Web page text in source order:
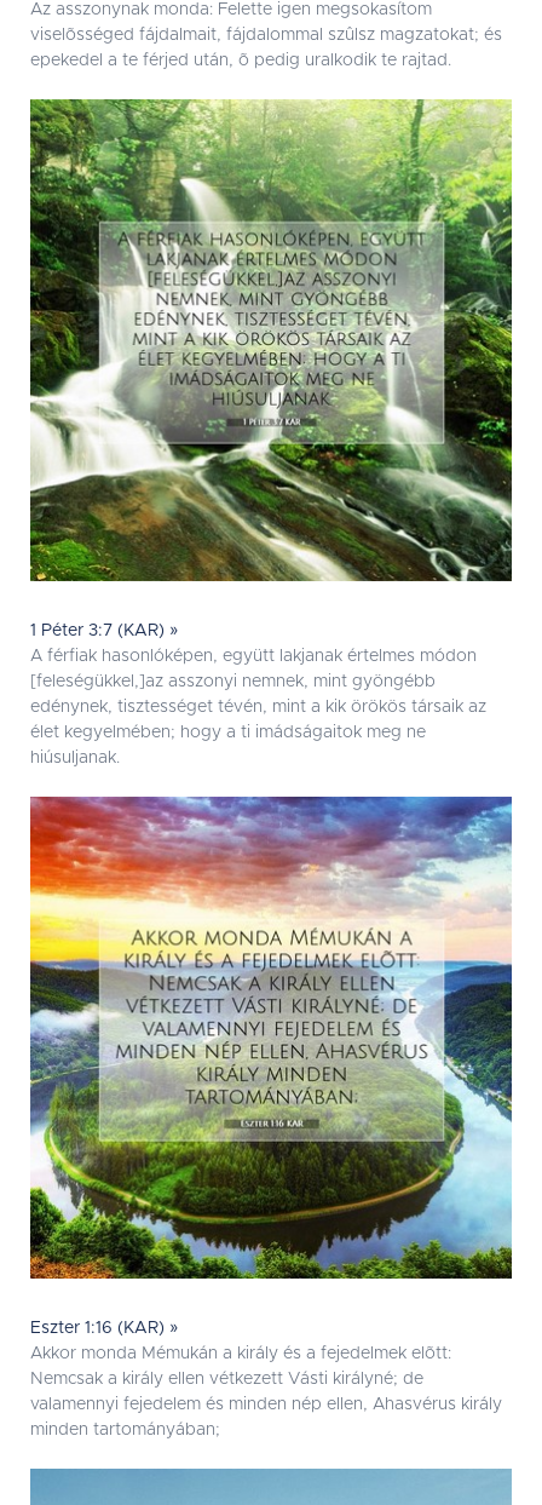
Az asszonynak monda: Felette igen megsokasítom
viselõsséged fájdalmait, fájdalommal szûlsz magzatokat; és
epekedel a te férjed után, õ pedig uralkodik te rajtad.
1 Péter 3:7 (KAR) »
A férfiak hasonlóképen, együtt lakjanak értelmes módon
[feleségükkel,]az asszonyi nemnek, mint gyöngébb
edénynek, tisztességet tévén, mint a kik örökös társaik az
élet kegyelmében; hogy a ti imádságaitok meg ne
hiúsuljanak.
Eszter 1:16 (KAR) »
Akkor monda Mémukán a király és a fejedelmek elõtt:
Nemcsak a király ellen vétkezett Vásti királyné; de
valamennyi fejedelem és minden nép ellen, Ahasvérus király
minden tartományában;